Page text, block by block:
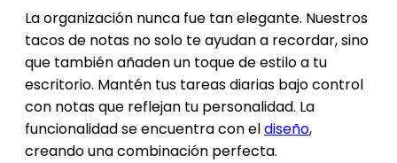
La organización nunca fue tan elegante. Nuestros
tacos de notas no solo te ayudan a recordar, sino
que también añaden un toque de estilo a tu
escritorio. Mantén tus tareas diarias bajo control
con notas que reflejan tu personalidad. La
funcionalidad se encuentra con eldiseño,
creando una combinación perfecta.